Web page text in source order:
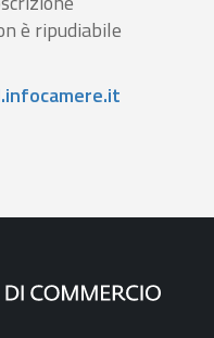
è ripudiabile